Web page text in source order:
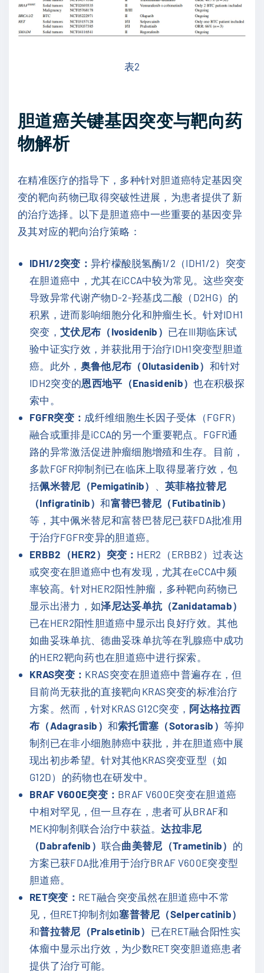
表2
胆道癌关键基因突变与靶向药
物解析
在精准医疗的指导下，多种针对胆道癌特定基因突
变的靶向药物已取得突破性进展，为患者提供了新
的治疗选择。以下是胆道癌中一些重要的基因变异
及其对应的靶向治疗策略：
IDH1/2突变： 异柠檬酸脱氢酶1/2（IDH1/2）突变
在胆道癌中，尤其在iCCA中较为常见。这些突变
导致异常代谢产物D-2-羟基戊二酸（D2HG）的
积累，进而影响细胞分化和肿瘤生长。针对IDH1
突变， 艾伏尼布（Ivosidenib） 已在III期临床试
验中证实疗效，并获批用于治疗IDH1突变型胆道
癌。此外， 奥鲁他尼布（Olutasidenib） 和针对
IDH2突变的恩西地平（Enasidenib）也在积极探
索中。
FGFR突变： 成纤维细胞生长因子受体（FGFR）
融合或重排是iCCA的另一个重要靶点。FGFR通
路的异常激活促进肿瘤细胞增殖和生存。目前，
多款FGFR抑制剂已在临床上取得显著疗效，包
括佩米替尼（Pemigatinib） 、英菲格拉替尼
（Infigratinib）和富替巴替尼（Futibatinib）
等，其中佩米替尼和富替巴替尼已获FDA批准用
于治疗FGFR变异的胆道癌。
ERBB2（HER2）突变： HER2（ERBB2）过表达
或突变在胆道癌中也有发现，尤其在eCCA中频
率较高。针对HER2阳性肿瘤，多种靶向药物已
显示出潜力，如泽尼达妥单抗（Zanidatamab）
已在HER2阳性胆道癌中显示出良好疗效。其他
如曲妥珠单抗、德曲妥珠单抗等在乳腺癌中成功
的HER2靶向药也在胆道癌中进行探索。
KRAS突变： KRAS突变在胆道癌中普遍存在，但
目前尚无获批的直接靶向KRAS突变的标准治疗
方案。然而，针对KRAS G12C突变， 阿达格拉西
布（Adagrasib） 和索托雷塞（Sotorasib） 等抑
制剂已在非小细胞肺癌中获批，并在胆道癌中展
现出初步希望。针对其他KRAS突变亚型（如
G12D）的药物也在研发中。
BRAF V600E突变： BRAF V600E突变在胆道癌
中相对罕见，但一旦存在，患者可从BRAF和
MEK抑制剂联合治疗中获益。达拉非尼
（Dabrafenib） 联合曲美替尼（Trametinib） 的
方案已获FDA批准用于治疗BRAF V600E突变型
胆道癌。
RET突变： RET融合突变虽然在胆道癌中不常
见，但RET抑制剂如塞普替尼（Selpercatinib）
和普拉替尼（Pralsetinib） 已在RET融合阳性实
体瘤中显示出疗效，为少数RET突变胆道癌患者
提供了治疗可能。